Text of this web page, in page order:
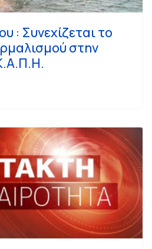
: Συνεχίζεται το
στην